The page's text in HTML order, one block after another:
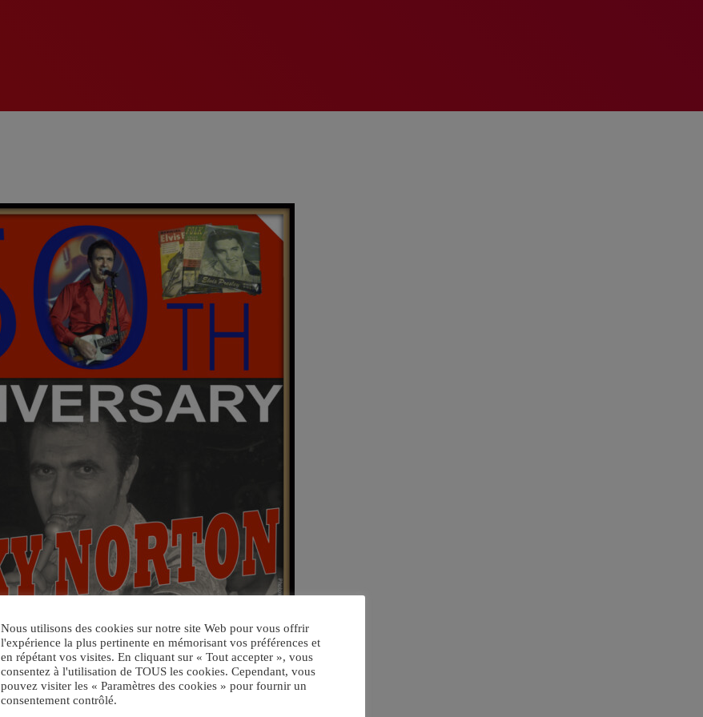
Nous utilisons des cookies sur notre site Web pour vous offrir
l'expérience la plus pertinente en mémorisant vos préférences et
en répétant vos visites. En cliquant sur « Tout accepter », vous
consentez à l'utilisation de TOUS les cookies. Cependant, vous
pouvez visiter les « Paramètres des cookies » pour fournir un
consentement contrôlé.